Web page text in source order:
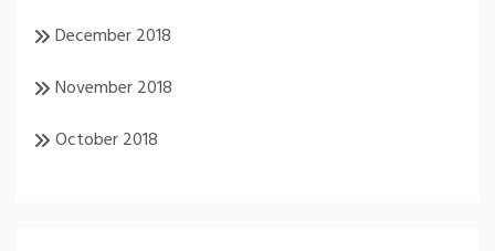
December 2018
November 2018
October 2018